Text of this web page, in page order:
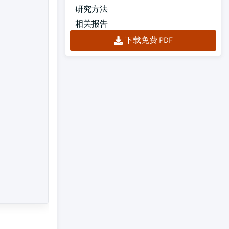
研究方法
相关报告
下载免费 PDF